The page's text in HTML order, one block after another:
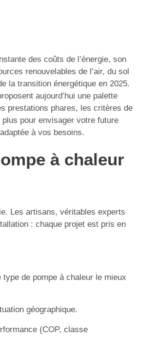
des coûts de l’énergie, son
renouvelables de l’air, du sol
la transition énergétique en 2025.
aujourd’hui une palette
prestations phares, les critères de
pour envisager votre future
à vos besoins.
à chaleur
Les artisans, véritables experts
: chaque projet est pris en
de pompe à chaleur le mieux
géographique.
(COP, classe